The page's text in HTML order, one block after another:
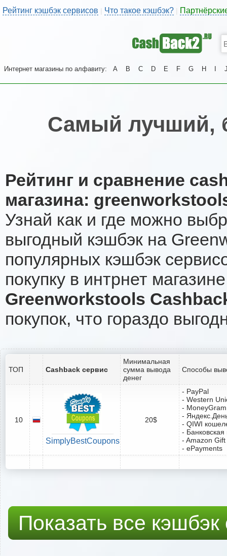
Рейтинг кэшбэк сервисов | Что такое кэшбэк?
Интернет магазины по алфавиту: A B C D E F G H
Самый лучший,
Рейтинг и сравнение
магазина:
Узнай как и где можно
выгодный кэшбэк на
популярных кэшбэк
покупку в интрнет
Greenworkstools
покупок, что гораздо
ТОП Cashback сервис
Минимальная
сумма вывода
денег
Способы
10
SimplyBestCoupons
20$
- PayPal
- Western
- MoneyGram
-
- QIWI
-
- Amazon
- ePayments
Показать все